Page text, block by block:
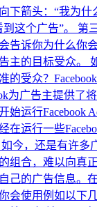
下箭头：“我为什
这个广告”。 第
告诉你为什么你
主的目标受众。
的受众？
为广告主提供了
始运行Facebook
在运行一些
今，还是有许多
组合，难以向真
己的广告信息。
会使用例如以下